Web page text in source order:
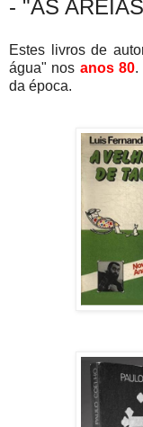
- "AS
Estes livros de
água" nos anos 80.
da época.